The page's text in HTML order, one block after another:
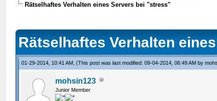
Rätselhaftes Verhalten eines Servers bei "stress"
Rätselhaftes Verhalten
01-29-2014, 10:41 AM,(This post was last modified: 09-04-2014, 06:49 AM by
mohsin123
Junior Member